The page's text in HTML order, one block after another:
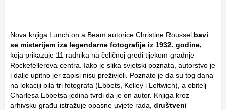
Nova knjiga Lunch on a Beam autorice Christine Roussel bavi
se misterijem iza legendarne fotografije iz 1932. godine,
koja prikazuje 11 radnika na čeličnoj gredi tijekom gradnje
Rockefellerova centra. Iako je slika svjetski poznata, autorstvo je
i dalje upitno jer zapisi nisu preživjeli. Poznato je da su tog dana
na lokaciji bila tri fotografa (Ebbets, Kelley i Leftwich), a obitelj
Charlesa Ebbetsa jedina tvrdi da je on autor. Knjiga kroz
arhivsku građu istražuje opasne uvjete rada, društveni